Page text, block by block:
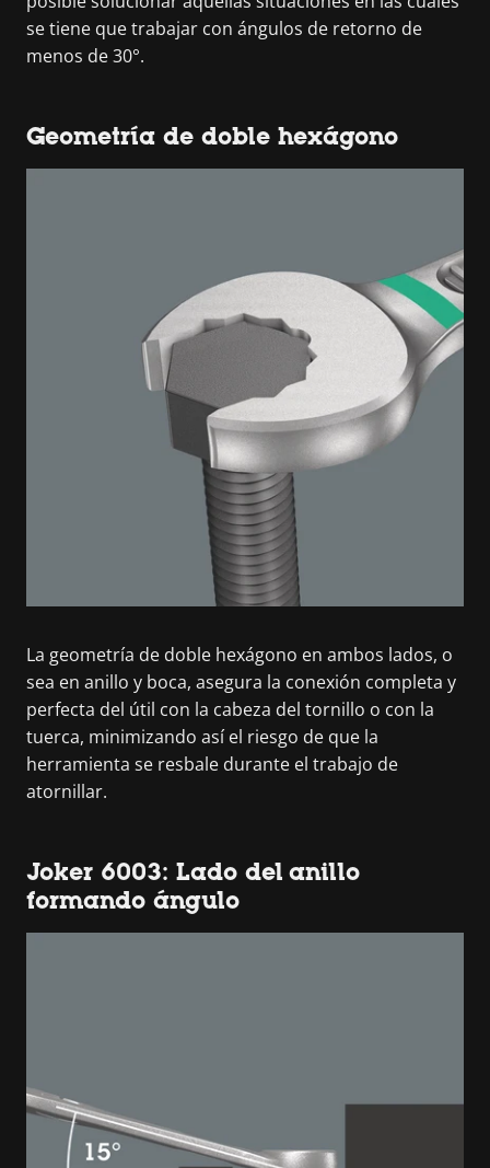
se tiene que trabajar con ángulos de retorno de
menos de 30°.
Geometría de doble hexágono
La geometría de doble hexágono en ambos lados, o
sea en anillo y boca, asegura la conexión completa y
perfecta del útil con la cabeza del tornillo o con la
tuerca, minimizando así el riesgo de que la
herramienta se resbale durante el trabajo de
atornillar.
Joker 6003: Lado del anillo
formando ángulo